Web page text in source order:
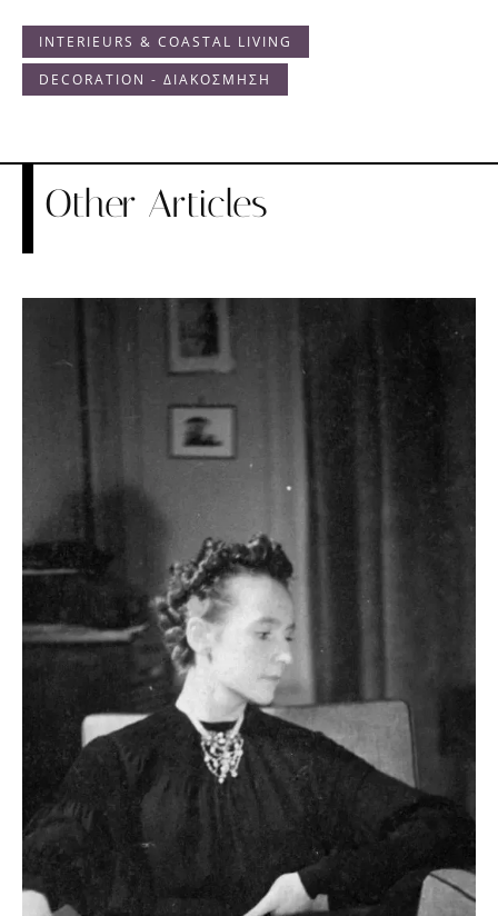
INTERIEURS & COASTAL LIVING
DECORATION - ΔΙΑΚΟΣΜΗΣΗ
Other Articles